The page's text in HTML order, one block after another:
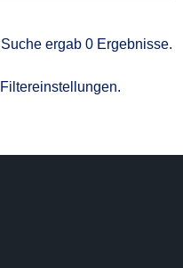
Suche ergab 0 Ergebnisse.